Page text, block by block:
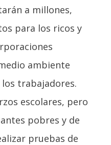
a millones,
para los ricos y
ambiente
trabajadores.
escolares, pero
pobres y de
pruebas de